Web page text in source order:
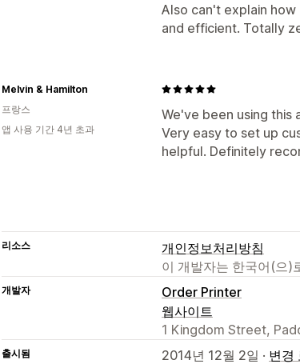
Also can't explain
and efficient. Totally
We've been using this
Very easy to set up
helpful. Definitely
Melvin & Hamilton
프랑스
앱 사용 기간 4년 초과
리소스
개인정보처리방침
이 개발자는 한국어(으)
개발자
Order Printer
웹사이트
1 Kingdom Street,
출시됨 2014년 12월 2일 · 변경